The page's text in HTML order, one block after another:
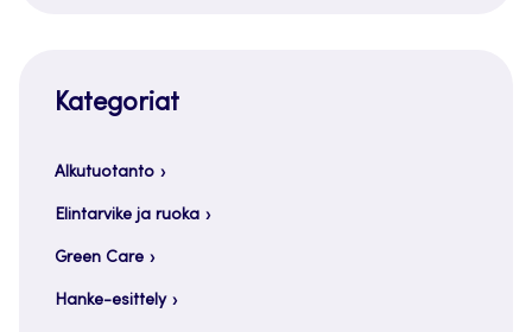
Kategoriat
Alkutuotanto
Elintarvike ja ruoka
Green Care
Hanke-esittely